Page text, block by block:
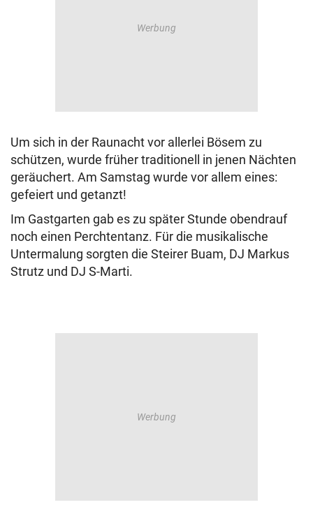
Um sich in der Raunacht vor allerlei Bösem zu
schützen, wurde früher traditionell in jenen Nächten
geräuchert. Am Samstag wurde vor allem eines:
gefeiert und getanzt!
Im Gastgarten gab es zu später Stunde obendrauf
noch einen Perchtentanz. Für die musikalische
Untermalung sorgten die Steirer Buam, DJ Markus
Strutz und DJ S-Marti.